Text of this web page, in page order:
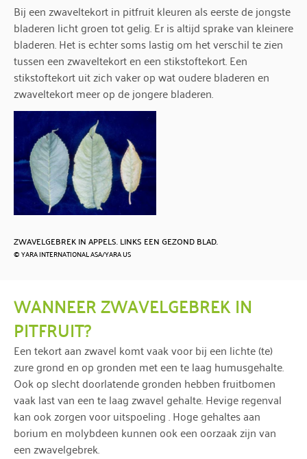
Bij een zwaveltekort in pitfruit kleuren als eerste de jongste
bladeren licht groen tot gelig. Er is altijd sprake van kleinere
bladeren. Het is echter soms lastig om het verschil te zien
tussen een zwaveltekort en een stikstoftekort. Een
stikstoftekort uit zich vaker op wat oudere bladeren en
zwaveltekort meer op de jongere bladeren.
ZWAVELGEBREK IN APPELS. LINKS EEN GEZOND BLAD.
© YARA INTERNATIONAL ASA/YARA US
WANNEER ZWAVELGEBREK IN
PITFRUIT?
Een tekort aan zwavel komt vaak voor bij een lichte (te)
zure grond en op gronden met een te laag humusgehalte.
Ook op slecht doorlatende gronden hebben fruitbomen
vaak last van een te laag zwavel gehalte. Hevige regenval
kan ook zorgen voor uitspoeling . Hoge gehaltes aan
borium en molybdeen kunnen ook een oorzaak zijn van
een zwavelgebrek.